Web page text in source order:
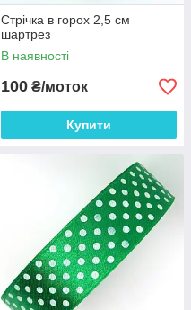
Стрічка в горох 2,5 см
шартрез
В наявності
100 ₴/моток
Купити